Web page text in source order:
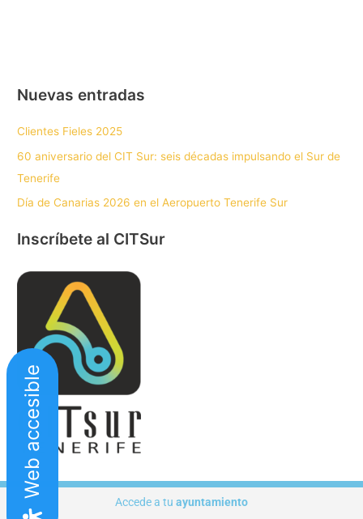
Nuevas entradas
Clientes Fieles 2025
60 aniversario del CIT Sur: seis décadas impulsando el Sur de
Tenerife
Día de Canarias 2026 en el Aeropuerto Tenerife Sur
Inscríbete al CITSur
Accede a tu ayuntamiento
Web accesible